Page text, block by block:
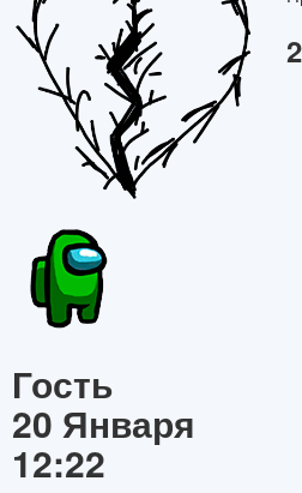
Гость
20 Января
12:22